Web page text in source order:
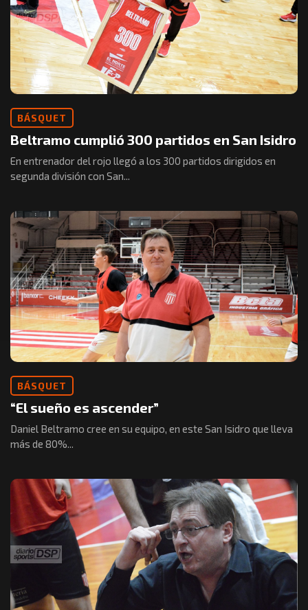
BÁSQUET
Beltramo cumplió 300 partidos en San Isidro
En entrenador del rojo llegó a los 300 partidos dirigidos en
segunda división con San...
BÁSQUET
“El sueño es ascender”
Daniel Beltramo cree en su equipo, en este San Isidro que lleva
más de 80%...